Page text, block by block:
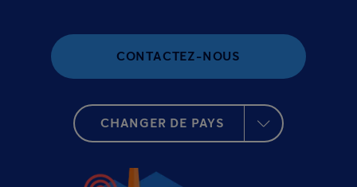
CONTACTEZ-NOUS
CHANGER DE PAYS